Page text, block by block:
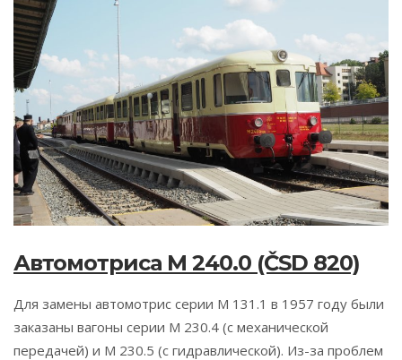
Автомотриса M 240.0 (ČSD 820)
Для замены автомотрис серии M 131.1 в 1957 году были
заказаны вагоны серии M 230.4 (с механической
передачей) и M 230.5 (с гидравлической). Из-за проблем